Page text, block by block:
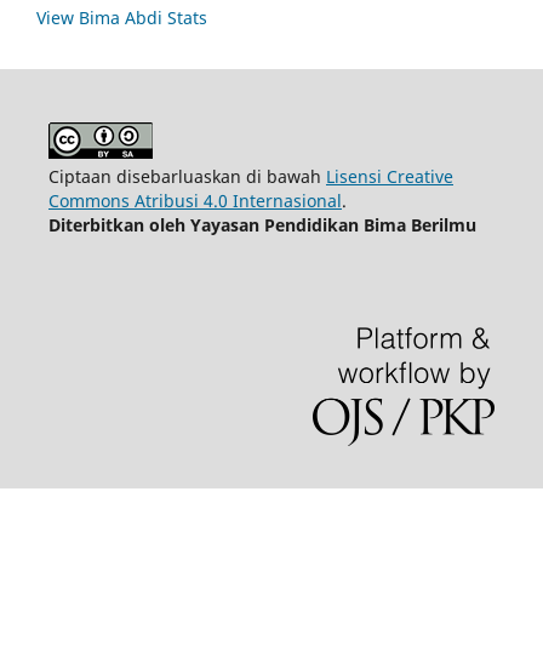
View Bima Abdi Stats
Ciptaan disebarluaskan di bawah Lisensi Creative
Commons Atribusi 4.0 Internasional.
Diterbitkan oleh Yayasan Pendidikan Bima Berilmu